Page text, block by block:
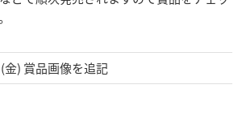
) 賞品画像を追記